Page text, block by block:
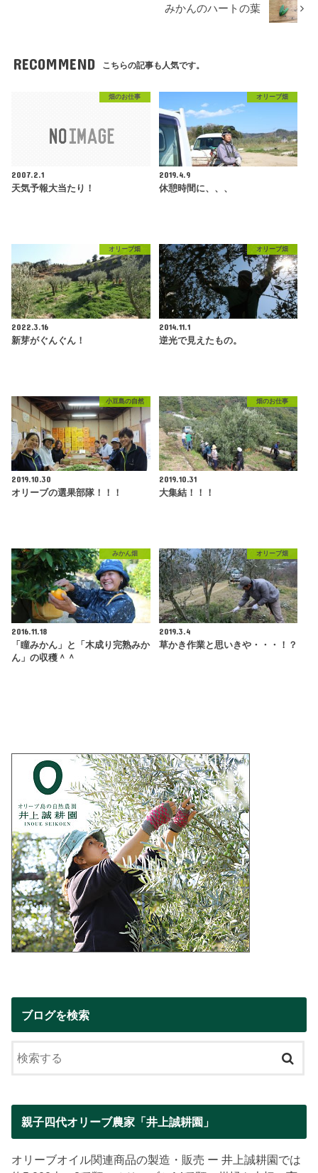
みかんのハートの葉
RECOMMEND こちらの記事も人気です。
畑のお仕事
2007.2.1
天気予報大当たり！
オリーブ畑
2019.4.9
休憩時間に、、、
オリーブ畑
2022.3.16
新芽がぐんぐん！
オリーブ畑
2014.11.1
逆光で見えたもの。
小豆島の自然
2019.10.30
オリーブの選果部隊！！！
畑のお仕事
2019.10.31
大集結！！！
みかん畑
2016.11.18
「瞳みかん」と「木成り完熟みか
ん」の収穫＾＾
オリーブ畑
2019.3.4
草かき作業と思いきや・・・！？
ブログを検索
親子四代オリーブ農家「井上誠耕園」
オリーブオイル関連商品の製造・販売 ー 井上誠耕園では